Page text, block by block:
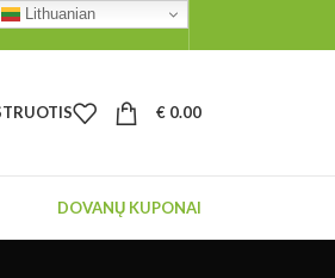
Lithuanian
€ 0.00
DOVANŲ KUPONAI